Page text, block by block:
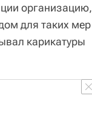
организацию,
для таких мер
карикатуры